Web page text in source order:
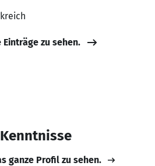
zu sehen.
ganze Profil zu sehen.